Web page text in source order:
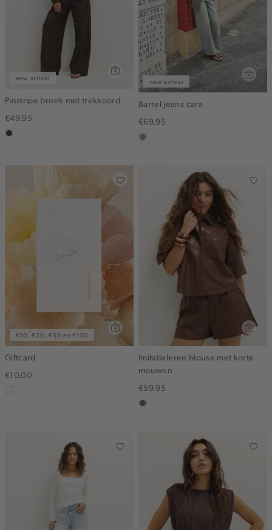
new arrival
Pinstripe broek met trekkoord
€49.95
choco
new arrival
Barrel jeans cara
€69.95
dusty
€10, €20, €50 en €100
Giftcard
€10.00
Imitatieleren blouse met korte
mouwen
€59.95
middenbruin